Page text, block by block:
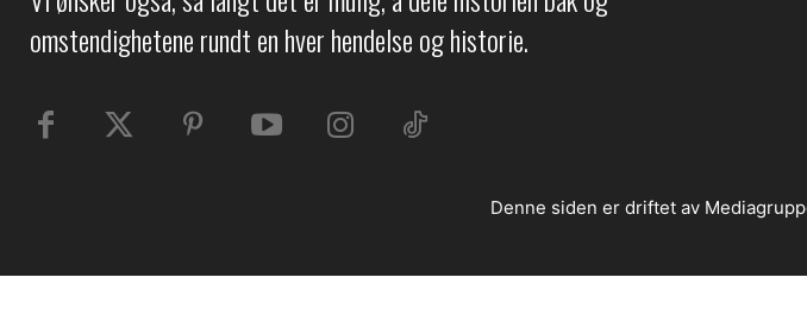
omstendighetene rundt en hver hendelse og historie.
Denne siden er driftet av